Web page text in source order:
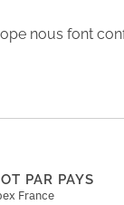
nous font
PAR PAYS
France